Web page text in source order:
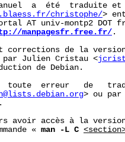
a  été  traduite
christophe/>
AT univ-montp2 DOT
manpagesfr.free.fr/.
corrections de la
Julien Cristau <
de Debian.
toute  erreur   de
> ou par
avoir accès à la
«
man -L C